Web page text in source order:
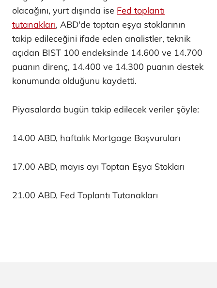
olacağını, yurt dışında ise Fed toplantı
tutanakları, ABD'de toptan eşya stoklarının
takip edileceğini ifade eden analistler, teknik
açıdan BIST 100 endeksinde 14.600 ve 14.700
puanın direnç, 14.400 ve 14.300 puanın destek
konumunda olduğunu kaydetti.
Piyasalarda bugün takip edilecek veriler şöyle:
14.00 ABD, haftalık Mortgage Başvuruları
17.00 ABD, mayıs ayı Toptan Eşya Stokları
21.00 ABD, Fed Toplantı Tutanakları